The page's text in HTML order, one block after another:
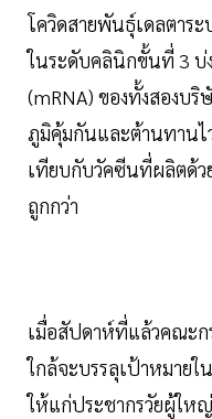
โควิดสายพันธุ์เดลตาร
ในระดับคลินิกขั้นที่ 3 บ่
(mRNA) ของทั้งสองบ
ภูมิคุ้มกันและต้านทานไ
เทียบกับวัคซีนที่ผลิตด้ว
ถูกกว่า
เมื่อสัปดาห์ที่แล้วคณะก
ใกล้จะบรรลุเป้าหมาย
ให้แก่ประชากรวัยผู้ให